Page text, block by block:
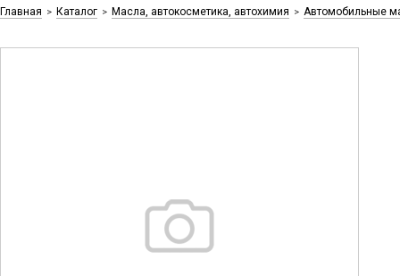
Главная > Каталог > Масла, автокосметика, автохимия > Автомобильные